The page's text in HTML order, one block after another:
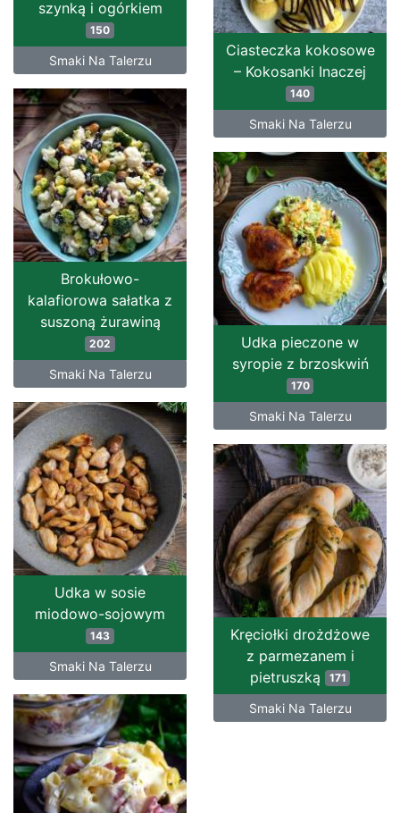
szynką i ogórkiem
150
Smaki Na Talerzu
Ciasteczka kokosowe
– Kokosanki Inaczej
140
Smaki Na Talerzu
Brokułowo-
kalafiorowa sałatka z
suszoną żurawiną
202
Smaki Na Talerzu
Udka pieczone w
syropie z brzoskwiń
170
Smaki Na Talerzu
Udka w sosie
miodowo-sojowym
143
Smaki Na Talerzu
Kręciołki drożdżowe
z parmezanem i
pietruszką
171
Smaki Na Talerzu